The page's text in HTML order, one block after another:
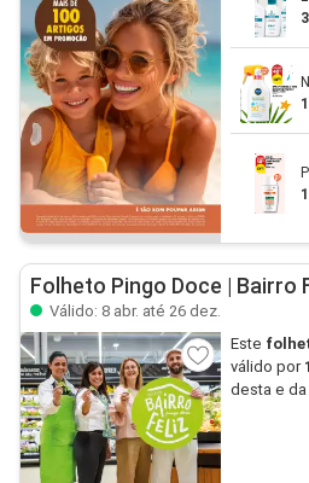
Folheto Pingo Doce | Bairro
Válido: 8 abr. até 26 dez.
Este
válido por
desta e da